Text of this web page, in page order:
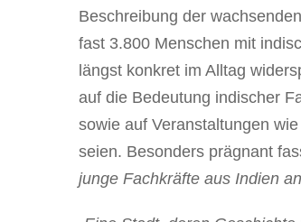
Beschreibung der
fast 3.800 Menschen mit
längst konkret im Alltag
auf die Bedeutung indischer
sowie auf Veranstaltungen
seien. Besonders prägnant
junge Fachkräfte aus Indien